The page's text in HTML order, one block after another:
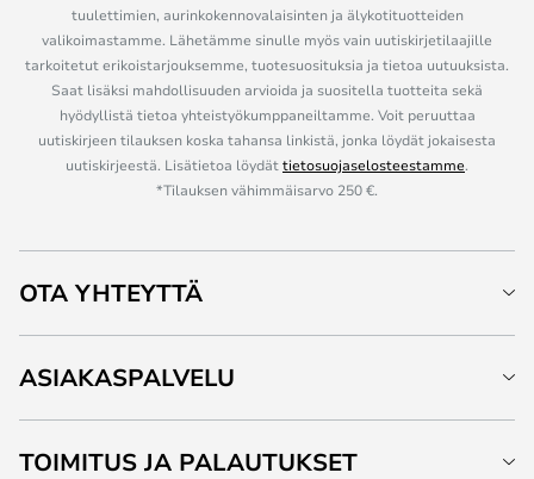
tuulettimien, aurinkokennovalaisinten ja älykotituotteiden
valikoimastamme. Lähetämme sinulle myös vain uutiskirjetilaajille
tarkoitetut erikoistarjouksemme, tuotesuosituksia ja tietoa uutuuksista.
Saat lisäksi mahdollisuuden arvioida ja suositella tuotteita sekä
hyödyllistä tietoa yhteistyökumppaneiltamme. Voit peruuttaa
uutiskirjeen tilauksen koska tahansa linkistä, jonka löydät jokaisesta
uutiskirjeestä. Lisätietoa löydättietosuojaselosteestamme.
*Tilauksen vähimmäisarvo 250 €.
OTA YHTEYTTÄ
ASIAKASPALVELU
TOIMITUS JA PALAUTUKSET